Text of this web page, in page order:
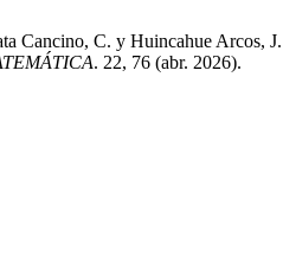
Cancino, C. y Huincahue Arcos,
. 22, 76 (abr. 2026).